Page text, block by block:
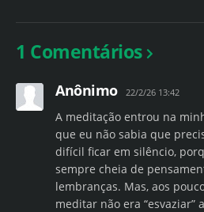
1 Comentários
Anônimo 22/2/26 13:42
A meditação entrou na
que eu não sabia que
difícil ficar em silêncio,
sempre cheia de
lembranças. Mas, aos
meditar não era “esvaziar”